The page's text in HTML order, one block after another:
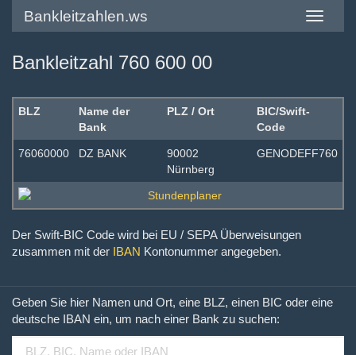
Toggle
Bankleitzahlen.ws
Bankleitzahl 760 600 00
BLZ
Name der
Bank
PLZ / Ort
BIC/Swift-
Code
76060000 DZ BANK
90002
Nürnberg
GENODEFF760
Der Swift-BIC Code wird bei EU / SEPA Überweisungen
zusammen mit der IBAN Kontonummer angegeben.
Geben Sie hier Namen und Ort, eine BLZ, einen BIC oder eine
deutsche IBAN ein, um nach einer Bank zu suchen: